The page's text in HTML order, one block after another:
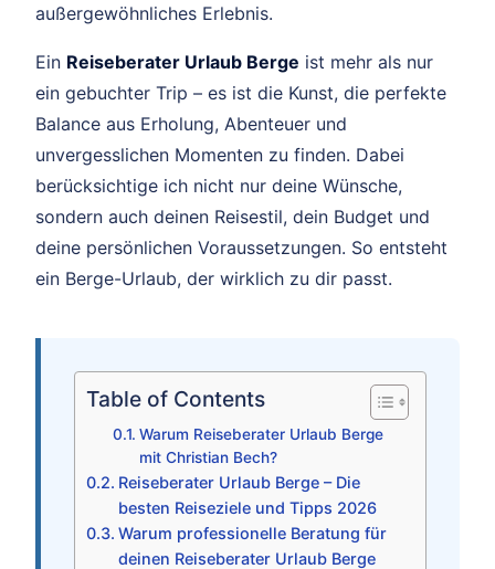
außergewöhnliches Erlebnis.
Ein Reiseberater Urlaub Berge ist mehr als nur
ein gebuchter Trip – es ist die Kunst, die perfekte
Balance aus Erholung, Abenteuer und
unvergesslichen Momenten zu finden. Dabei
berücksichtige ich nicht nur deine Wünsche,
sondern auch deinen Reisestil, dein Budget und
deine persönlichen Voraussetzungen. So entsteht
ein Berge-Urlaub, der wirklich zu dir passt.
Table of Contents
Warum Reiseberater Urlaub Berge
mit Christian Bech?
Reiseberater Urlaub Berge – Die
besten Reiseziele und Tipps 2026
Warum professionelle Beratung für
deinen Reiseberater Urlaub Berge